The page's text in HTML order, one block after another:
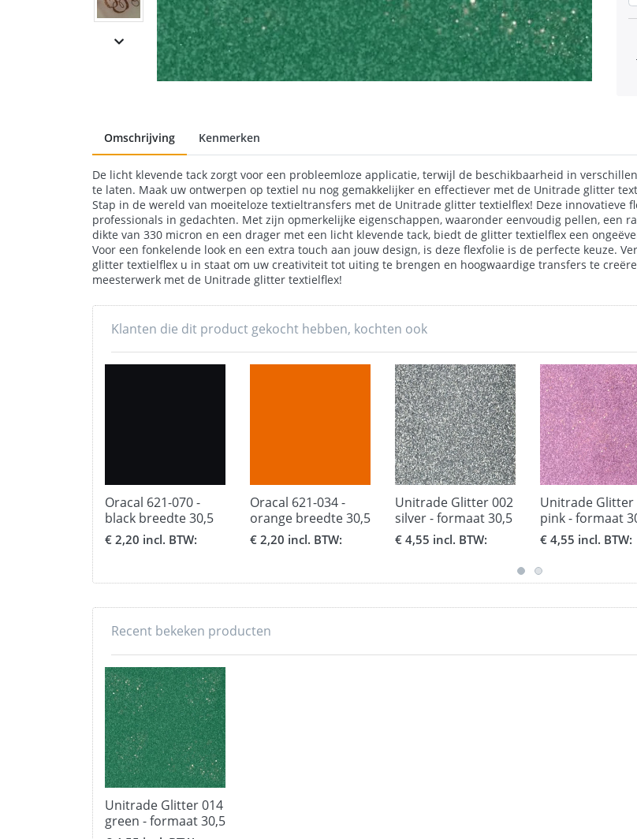
Omschrijving Kenmerken
De licht klevende tack zorgt voor een probleemloze applicatie, terwijl de beschikbaarheid in
te laten. Maak uw ontwerpen op textiel nu nog gemakkelijker en effectiever met de Unitrade glitter
Stap in de wereld van moeiteloze textieltransfers met de Unitrade glitter textielflex! Deze innovatieve
professionals in gedachten. Met zijn opmerkelijke eigenschappen, waaronder eenvoudig pellen, een
dikte van 330 micron en een drager met een licht klevende tack, biedt de glitter textielflex een
Voor een fonkelende look en een extra touch aan jouw design, is deze flexfolie is de perfecte keuze.
glitter textielflex u in staat om uw creativiteit tot uiting te brengen en hoogwaardige transfers te
meesterwerk met de Unitrade glitter textielflex!
Klanten die dit product gekocht hebben, kochten ook
Oracal 621-070 -
black breedte 30,5
cm.
€ 2,20 incl. BTW:
Oracal 621-034 -
orange breedte 30,5
cm.
€ 2,20 incl. BTW:
Unitrade Glitter 002
silver - formaat 30,5
x 50 cm.
€ 4,55 incl. BTW:
Unitrade Glitter
pink - formaat
50 cm.
€ 4,55 incl. BTW:
Recent bekeken producten
Unitrade Glitter 014
green - formaat 30,5